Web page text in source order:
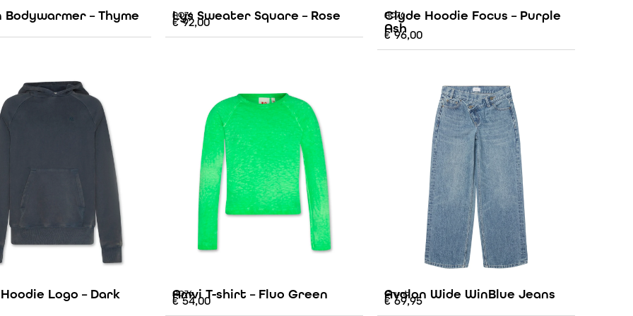
Bodywarmer – Thyme AO76
Lys Sweater Square – Rose
€92,00 AO76
Clyde Hoodie Focus – Purple
Ash
€96,00
Logo – Dark
AO76
Amvi T-shirt – Fluo Green
€54,00 Grunt
Avalon Wide WinBlue Jeans
€69,95